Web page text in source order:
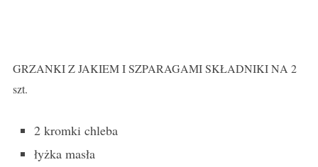
GRZANKI Z JAKIEM I SZPARAGAMI SKŁADNIKI NA 2
szt.
2 kromki chleba
łyżka masła